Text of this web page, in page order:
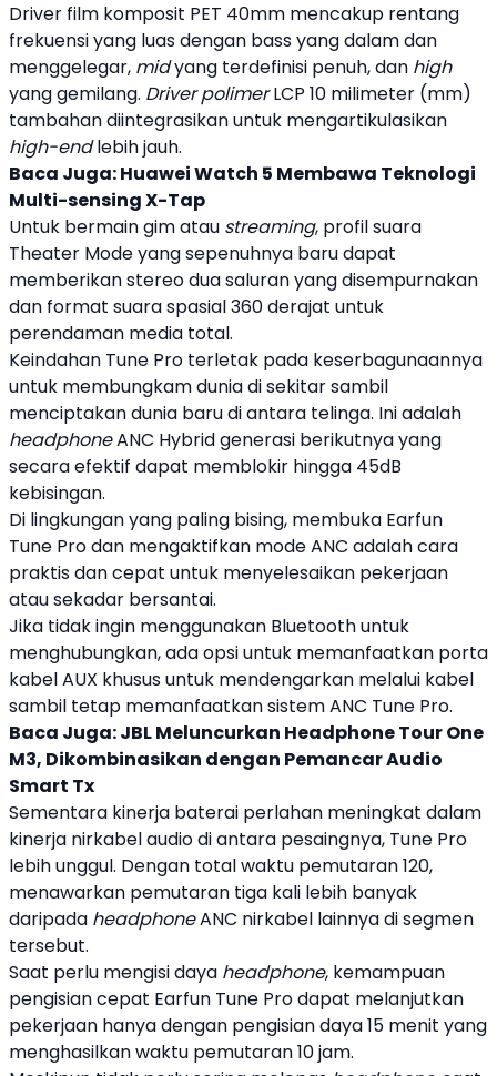
Driver film komposit PET 40mm mencakup rentang
frekuensi yang luas dengan bass yang dalam dan
menggelegar, midyang terdefinisi penuh, dan high
yang gemilang. Driver polimerLCP 10 milimeter (mm)
tambahan diintegrasikan untuk mengartikulasikan
high-endlebih jauh.
Baca Juga:Huawei Watch 5 Membawa Teknologi
Multi-sensing X-Tap
Untuk bermain gim atau streaming, profil suara
Theater Mode yang sepenuhnya baru dapat
memberikan stereo dua saluran yang disempurnakan
dan format suara spasial 360 derajat untuk
perendaman media total.
Keindahan Tune Pro terletak pada keserbagunaannya
untuk membungkam dunia di sekitar sambil
menciptakan dunia baru di antara telinga. Ini adalah
headphoneANC Hybrid generasi berikutnya yang
secara efektif dapat memblokir hingga 45dB
kebisingan.
Di lingkungan yang paling bising, membuka Earfun
Tune Prodan mengaktifkan modeANC adalah cara
praktis dan cepat untuk menyelesaikan pekerjaan
atau sekadar bersantai.
Jika tidak ingin menggunakan Bluetooth untuk
menghubungkan, ada opsi untuk memanfaatkan porta
kabel AUX khusus untuk mendengarkan melalui kabel
sambil tetap memanfaatkan sistemANC Tune Pro.
Baca Juga:JBL Meluncurkan Headphone Tour One
M3, Dikombinasikan dengan Pemancar Audio
Smart Tx
Sementara kinerja baterai perlahan meningkat dalam
kinerja nirkabel audio di antara pesaingnya, Tune Pro
lebih unggul. Dengan total waktu pemutaran 120,
menawarkan pemutaran tiga kali lebih banyak
daripada headphoneANC nirkabel lainnya di segmen
tersebut.
Saat perlu mengisi daya headphone, kemampuan
pengisian cepat Earfun Tune Prodapat melanjutkan
pekerjaan hanya dengan pengisian daya 15 menit yang
menghasilkan waktu pemutaran 10 jam.